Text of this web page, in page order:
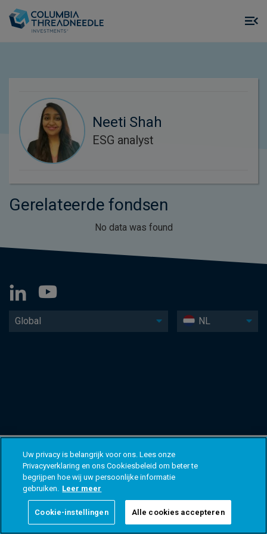
Neeti Shah
ESG analyst
Gerelateerde fondsen
No data was found
Global NL
Uw privacy is belangrijk voor ons. Lees onze
Privacyverklaring en ons Cookiesbeleid om beter te
begrijpen hoe wij uw persoonlijke informatie
gebruiken. Leer meer
Cookie-instellingen Alle cookies accepteren